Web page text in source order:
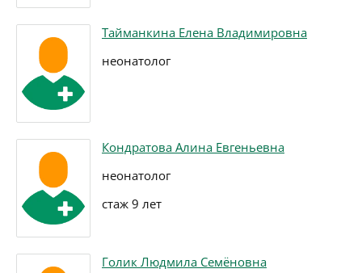
Тайманкина Елена Владимировна
неонатолог
Кондратова Алина Евгеньевна
неонатолог
стаж 9 лет
Голик Людмила Семёновна